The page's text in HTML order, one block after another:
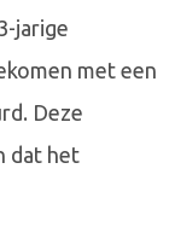
jarige
met een
Deze
dat het